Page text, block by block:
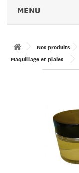
MENU
Nos produits
Maquillage et plaies